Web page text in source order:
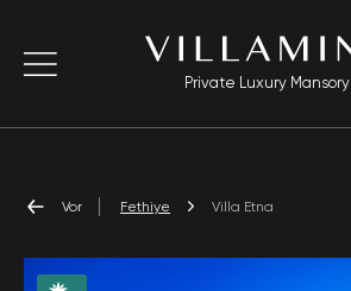
Private Luxury Mansory
Vor Fethiye Villa Etna